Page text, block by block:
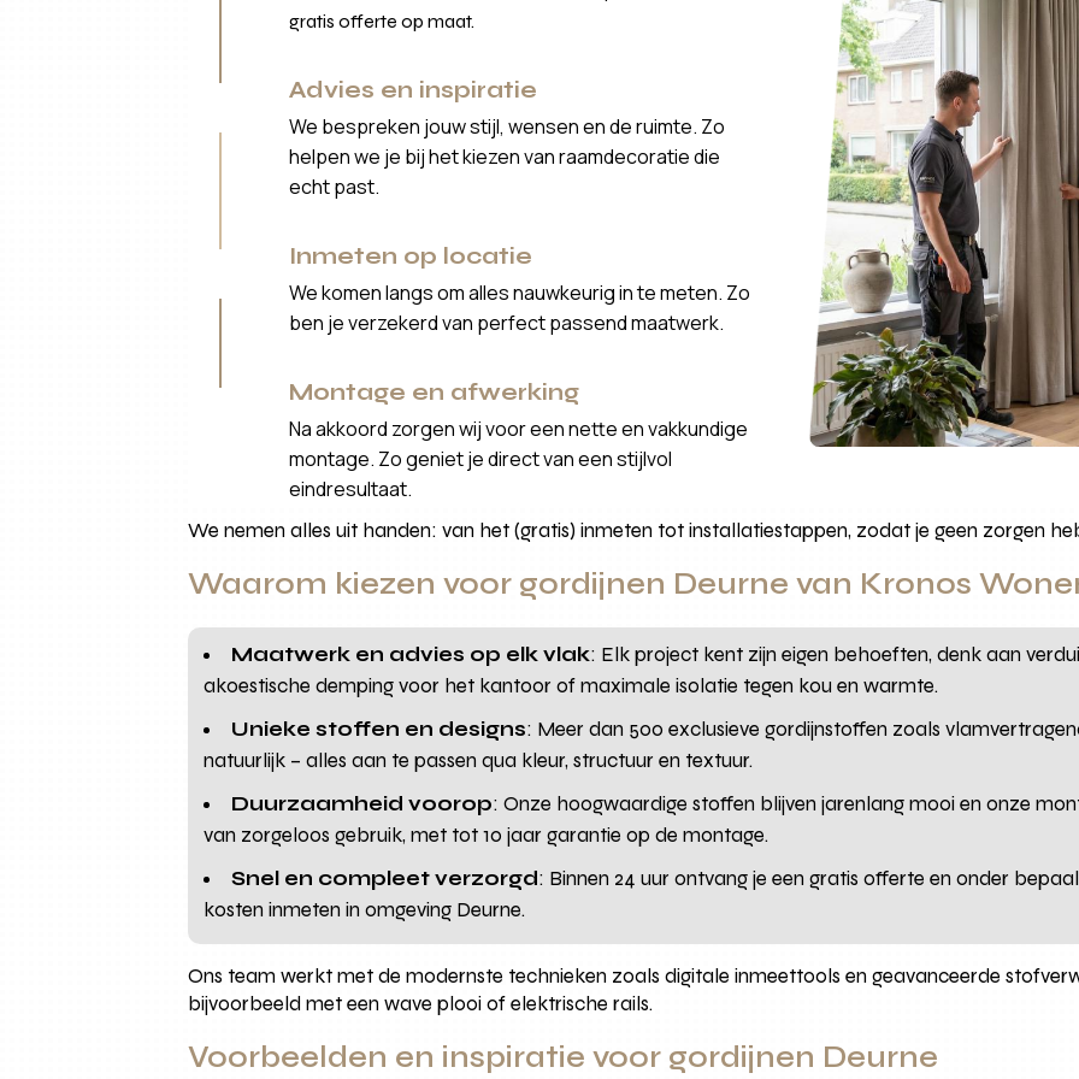
gratis offerte op maat.
Advies en inspiratie
We bespreken jouw stijl, wensen en de ruimte. Zo
helpen we je bij het kiezen van raamdecoratie die
echt past.
Inmeten op locatie
We komen langs om alles nauwkeurig in te meten. Zo
ben je verzekerd van perfect passend maatwerk.
Montage en afwerking
Na akkoord zorgen wij voor een nette en vakkundige
montage. Zo geniet je direct van een stijlvol
eindresultaat.
We nemen alles uit handen: van het (gratis) inmeten tot installatiestappen, zodat je geen zorgen
Waarom kiezen voor gordijnen Deurne van Kronos
Maatwerk en advies op elk vlak: Elk project kent zijn eigen behoeften, denk aan
akoestische demping voor het kantoor of maximale isolatie tegen kou en warmte.
Unieke stoffen en designs: Meer dan 500 exclusieve gordijnstoffen zoals
natuurlijk – alles aan te passen qua kleur, structuur en textuur.
Duurzaamheid voorop: Onze hoogwaardige stoffen blijven jarenlang mooi en onze
van zorgeloos gebruik, met tot 10 jaar garantie op de montage.
Snel en compleet verzorgd: Binnen 24 uur ontvang je een gratis offerte en onder
kosten inmeten in omgeving Deurne.
Ons team werkt met de modernste technieken zoals digitale inmeettools en geavanceerde
bijvoorbeeld met een wave plooi of elektrische rails.
Voorbeelden en inspiratie voor gordijnen Deurne